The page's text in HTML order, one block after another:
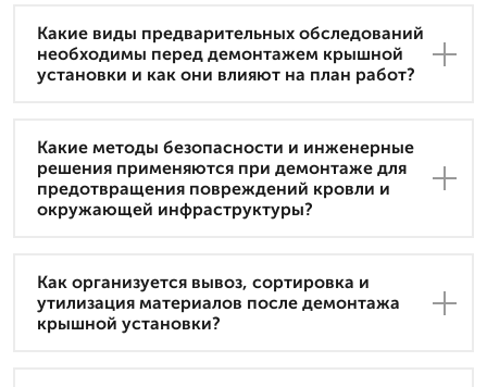
Какие виды предварительных обследований
необходимы перед демонтажем крышной
установки и как они влияют на план работ?
Какие методы безопасности и инженерные
решения применяются при демонтаже для
предотвращения повреждений кровли и
окружающей инфраструктуры?
Как организуется вывоз, сортировка и
утилизация материалов после демонтажа
крышной установки?